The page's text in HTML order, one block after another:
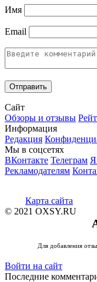
Имя
Email
Сайт
Обзоры и отзывы
Информация
Редакция
Мы в соцсетях
ВКонтакте Телеграм
Рекламодателям
Карта сайта
© 2021 OXSY.RU
Для добавления
Войти на сайт
Последние